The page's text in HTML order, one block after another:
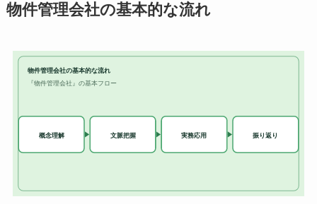
物件管理会社の基本的な流れ
物件管理会社の基本的な流れ
『物件管理会社』の基本フロー
概念理解 文脈把握 実務応用 振り返り